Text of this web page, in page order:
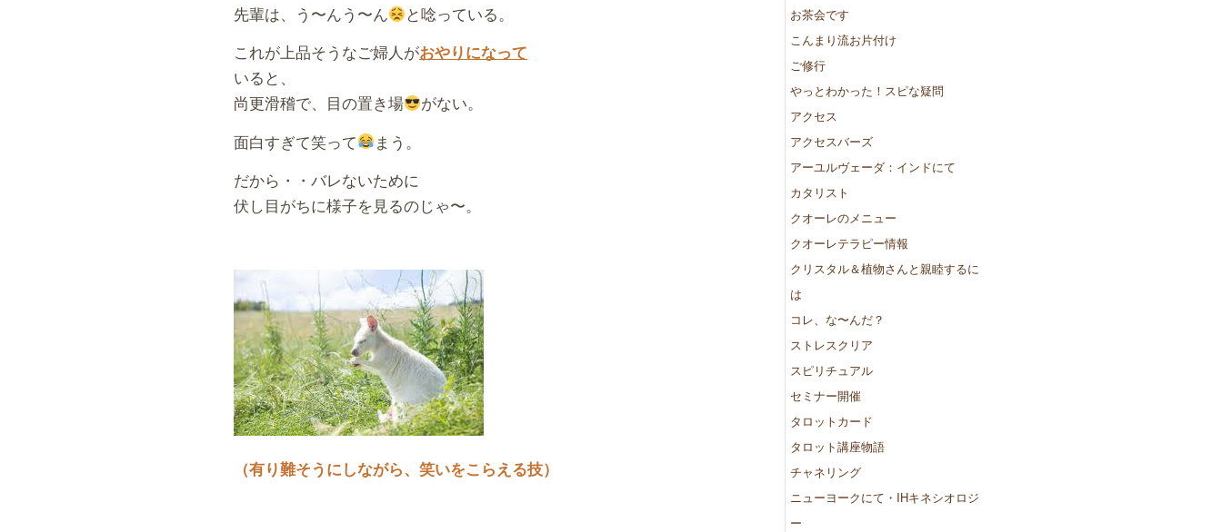
先輩は、う〜んう〜ん
と唸っている。
これが上品そうなご婦人がおやりになって
いると、
尚更滑稽で、目の置き場
がない。
面白すぎて笑って
まう。
だから・・バレないために
伏し目がちに様子を見るのじゃ〜。
（有り難そうにしながら、笑いをこらえる技）
お茶会です
こんまり流お片付け
ご修行
やっとわかった！スピな疑問
アクセス
アクセスバーズ
アーユルヴェーダ：インドにて
カタリスト
クオーレのメニュー
クオーレテラピー情報
クリスタル＆植物さんと親睦するに
は
コレ、な〜んだ？
ストレスクリア
スピリチュアル
セミナー開催
タロットカード
タロット講座物語
チャネリング
ニューヨークにて・IHキネシオロジ
ー